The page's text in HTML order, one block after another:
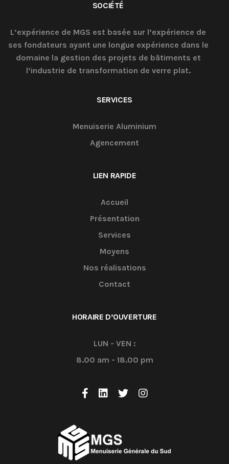
SOCIÉTÉ
L’expérience de MGS est basée sur l’expérience de
ses fondateurs ayant une longue expérience dans le
domaine la gestion des projets de bâtiments et
l’industrie de transformation de verre plat.
SERVICES
Menuiserie Aluminium
Agencement
LIEN RAPIDE
Accueil
Présentation
Services
Moyens
Nos réalisations
Contact
HORAIRE D’OUVERTURE
LUN - VEN :
8.00 am - 18.00 pm